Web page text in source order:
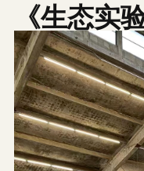
《生态实